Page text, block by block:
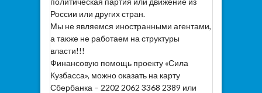
России или других стран.
Мы не являемся иностранными агентами,
а также не работаем на структуры
власти!!!
Финансовую помощь проекту «Сила
Кузбасса», можно оказать на карту
Сбербанка – 2202 2062 3368 2389 или